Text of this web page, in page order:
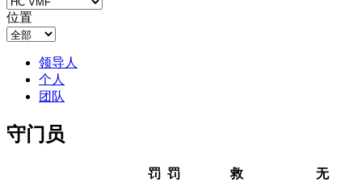
位置
领导人
个人
团队
守门员
罚 罚
救
无